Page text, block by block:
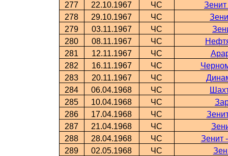
277
22.10.1967 ЧС
278
29.10.1967 ЧС
279
03.11.1967 ЧС
280
08.11.1967 ЧС
281
12.11.1967 ЧС
282
16.11.1967 ЧС
283
20.11.1967 ЧС
284
06.04.1968 ЧС
285
10.04.1968 ЧС
286
17.04.1968 ЧС
287
21.04.1968 ЧС
288
28.04.1968 ЧС
Зенит
289
02.05.1968 ЧС